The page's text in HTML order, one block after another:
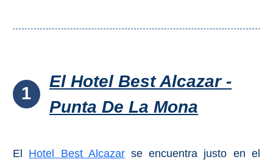
Para Niños
MEJORES
1
El Hotel Best Alcazar -
Punta De La Mona
El Hotel Best Alcazarse encuentra justo en el